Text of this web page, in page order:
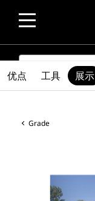
SEARCH
Grade
优点 工具 展示